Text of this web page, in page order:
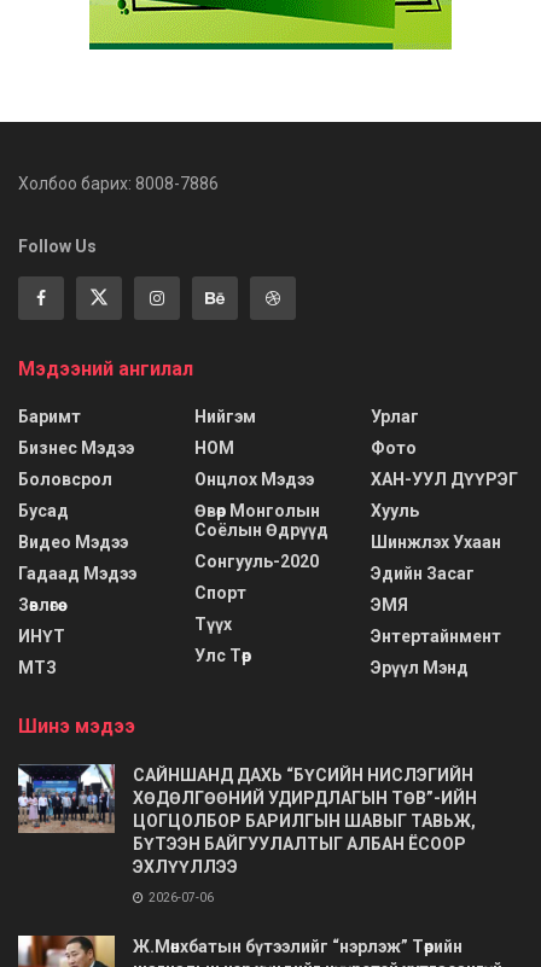
Холбоо барих: 8008-7886
Follow Us
Мэдээний ангилал
Баримт
Бизнес Мэдээ
Боловсрол
Бусад
Видео Мэдээ
Гадаад Мэдээ
Зөвлөгөө
ИНҮТ
МТЗ
Нийгэм
НОМ
Онцлох Мэдээ
Өвөр Монголын
Соёлын Өдрүүд
Сонгууль-2020
Спорт
Түүх
Улс Төр
Урлаг
Фото
ХАН-УУЛ ДҮҮРЭГ
Хууль
Шинжлэх Ухаан
Эдийн Засаг
ЭМЯ
Энтертайнмент
Эрүүл Мэнд
Шинэ мэдээ
САЙНШАНД ДАХЬ “БҮСИЙН НИСЛЭГИЙН
ХӨДӨЛГӨӨНИЙ УДИРДЛАГЫН ТӨВ”-ИЙН
ЦОГЦОЛБОР БАРИЛГЫН ШАВЫГ ТАВЬЖ,
БҮТЭЭН БАЙГУУЛАЛТЫГ АЛБАН ЁСООР
ЭХЛҮҮЛЛЭЭ
2026-07-06
Ж.Мөнхбатын бүтээлийг “нэрлэж” Төрийн